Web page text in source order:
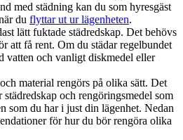
med städning kan du som hyresgäst
du flyttar ut ur lägenheten.
lätt fuktade städredskap. Det behövs
att få rent. Om du städar regelbundet
vatten och vanligt diskmedel eller
material rengörs på olika sätt. Det
och rengöringsmedel som
som du har i just din lägenhet. Nedan
för hur du bör rengöra olika